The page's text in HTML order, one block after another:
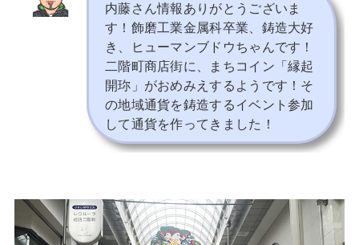
内藤さん情報ありがとうございま
す！飾磨工業金属科卒業、鋳造大好
き、ヒューマンブドウちゃんです！
二階町商店街に、まちコイン「縁起
開珎」がおめみえするようです！そ
の地域通貨を鋳造するイベント参加
して通貨を作ってきました！